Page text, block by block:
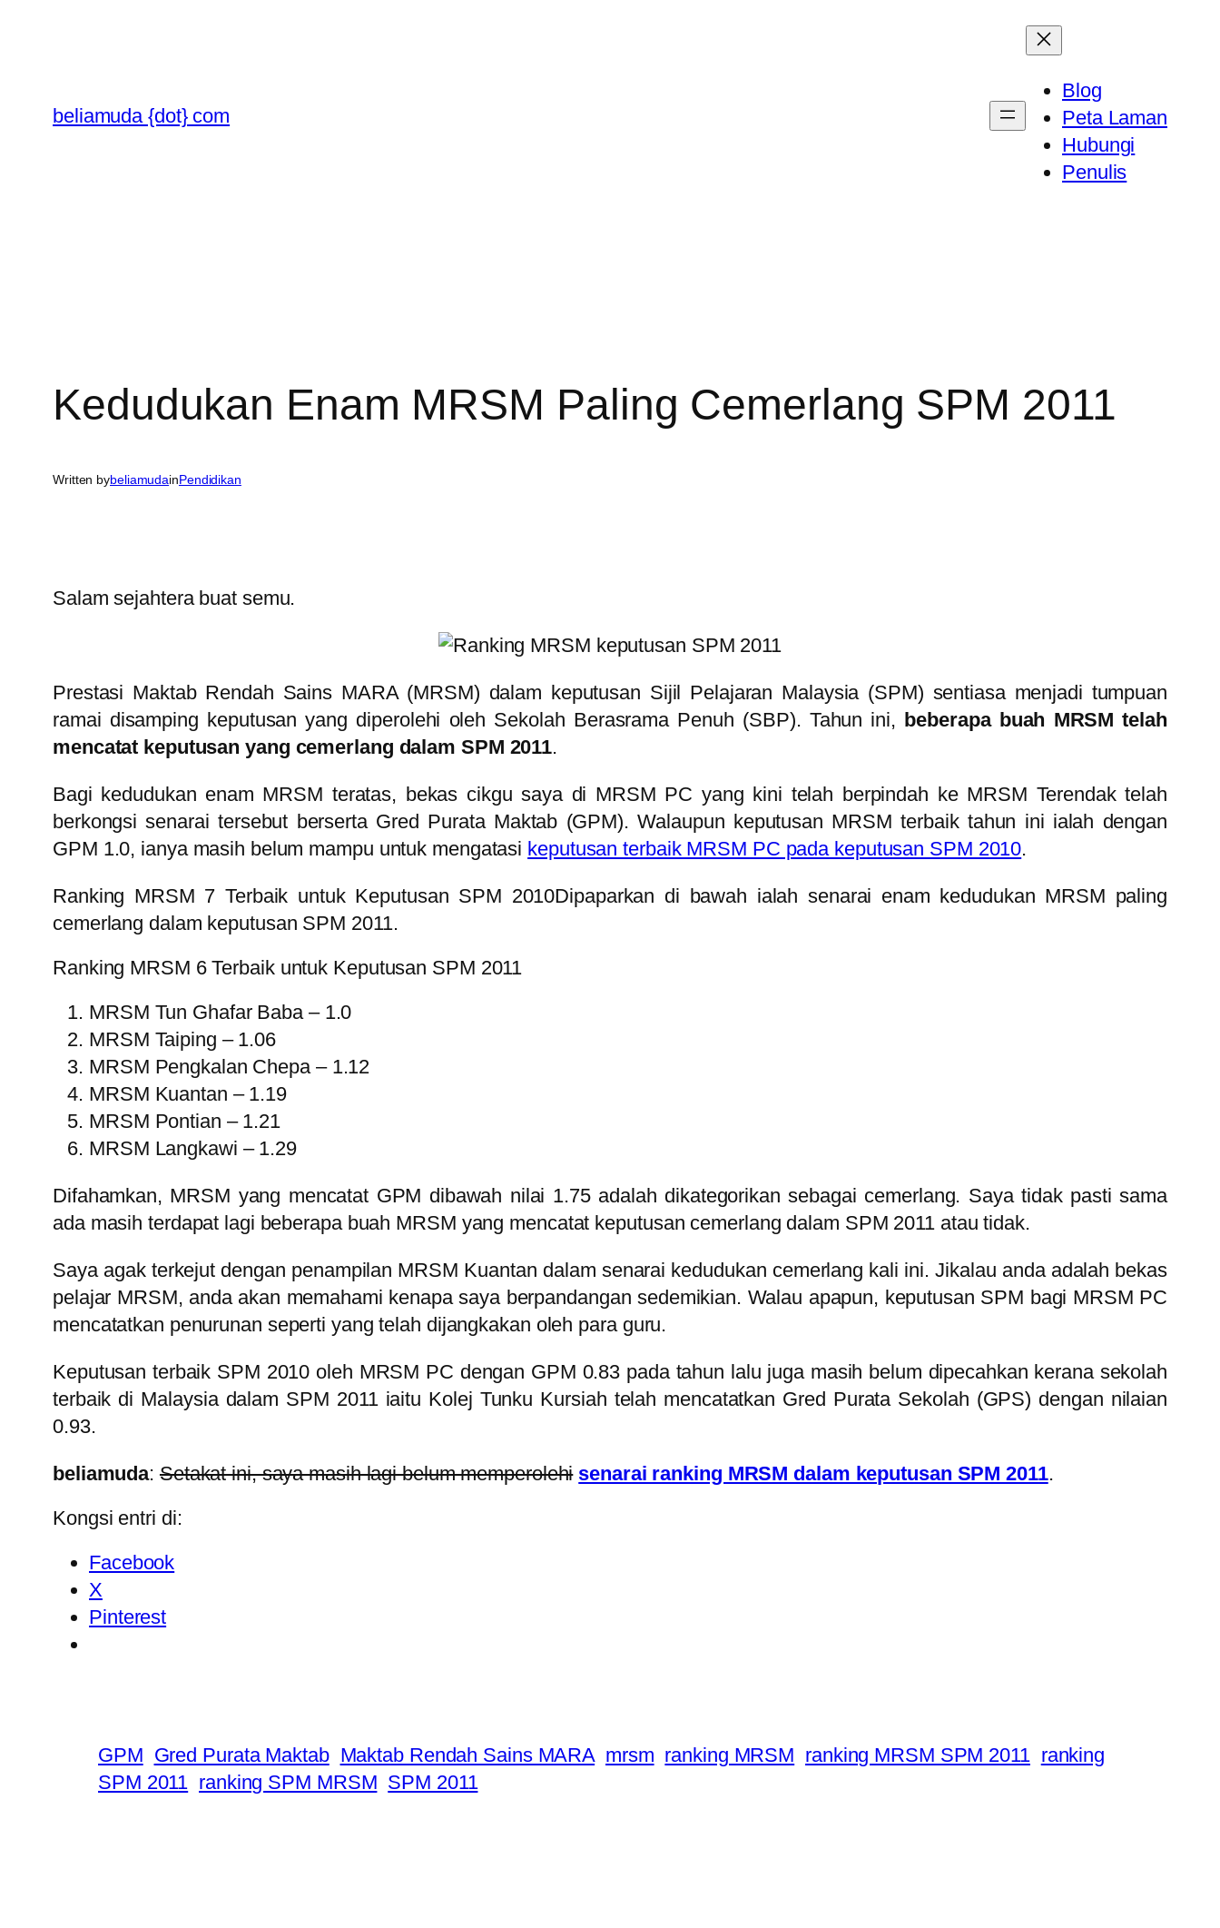
beliamuda {dot} com
Blog
Peta Laman
Hubungi
Penulis
Kedudukan Enam MRSM Paling Cemerlang SPM 2011
Written bybeliamudainPendidikan
Salam sejahtera buat semu.
Prestasi Maktab Rendah Sains MARA (MRSM) dalam keputusan Sijil Pelajaran Malaysia (SPM) sentiasa menjadi tumpuan
ramai disamping keputusan yang diperolehi oleh Sekolah Berasrama Penuh (SBP). Tahun ini, beberapa buah MRSM telah
mencatat keputusan yang cemerlang dalam SPM 2011.
Bagi kedudukan enam MRSM teratas, bekas cikgu saya di MRSM PC yang kini telah berpindah ke MRSM Terendak telah
berkongsi senarai tersebut berserta Gred Purata Maktab (GPM). Walaupun keputusan MRSM terbaik tahun ini ialah dengan
GPM 1.0, ianya masih belum mampu untuk mengatasi keputusan terbaik MRSM PC pada keputusan SPM 2010.
Ranking MRSM 7 Terbaik untuk Keputusan SPM 2010Dipaparkan di bawah ialah senarai enam kedudukan MRSM paling
cemerlang dalam keputusan SPM 2011.
Ranking MRSM 6 Terbaik untuk Keputusan SPM 2011
MRSM Tun Ghafar Baba – 1.0
MRSM Taiping – 1.06
MRSM Pengkalan Chepa – 1.12
MRSM Kuantan – 1.19
MRSM Pontian – 1.21
MRSM Langkawi – 1.29
Difahamkan, MRSM yang mencatat GPM dibawah nilai 1.75 adalah dikategorikan sebagai cemerlang. Saya tidak pasti sama
ada masih terdapat lagi beberapa buah MRSM yang mencatat keputusan cemerlang dalam SPM 2011 atau tidak.
Saya agak terkejut dengan penampilan MRSM Kuantan dalam senarai kedudukan cemerlang kali ini. Jikalau anda adalah bekas
pelajar MRSM, anda akan memahami kenapa saya berpandangan sedemikian. Walau apapun, keputusan SPM bagi MRSM PC
mencatatkan penurunan seperti yang telah dijangkakan oleh para guru.
Keputusan terbaik SPM 2010 oleh MRSM PC dengan GPM 0.83 pada tahun lalu juga masih belum dipecahkan kerana sekolah
terbaik di Malaysia dalam SPM 2011 iaitu Kolej Tunku Kursiah telah mencatatkan Gred Purata Sekolah (GPS) dengan nilaian
0.93.
beliamuda: Setakat ini, saya masih lagi belum memperolehi senarai ranking MRSM dalam keputusan SPM 2011.
Kongsi entri di:
Facebook
X
Pinterest
GPM Gred Purata Maktab Maktab Rendah Sains MARA mrsm ranking MRSM ranking MRSM SPM 2011 ranking
SPM 2011 ranking SPM MRSM SPM 2011